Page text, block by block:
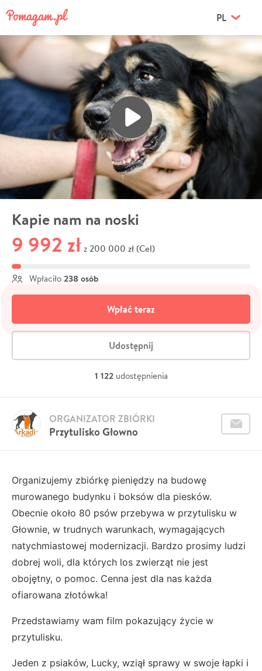
PL
Kapie nam na noski
9 992 zł z 200 000 zł (Cel)
Wpłaciło 238 osób
Wpłać teraz
Udostępnij
1 122 udostępnienia
Przytulisko Głowno
ORGANIZATOR ZBIÓRKI
Organizujemy zbiórkę pieniędzy na budowę
murowanego budynku i boksów dla piesków.
Obecnie około 80 psów przebywa w przytulisku w
Głownie, w trudnych warunkach, wymagających
natychmiastowej modernizacji. Bardzo prosimy ludzi
dobrej woli, dla których los zwierząt nie jest
obojętny, o pomoc. Cenna jest dla nas każda
ofiarowana złotówka!
Przedstawiamy wam film pokazujący życie w
przytulisku.
Jeden z psiaków, Lucky, wziął sprawy w swoje łapki i